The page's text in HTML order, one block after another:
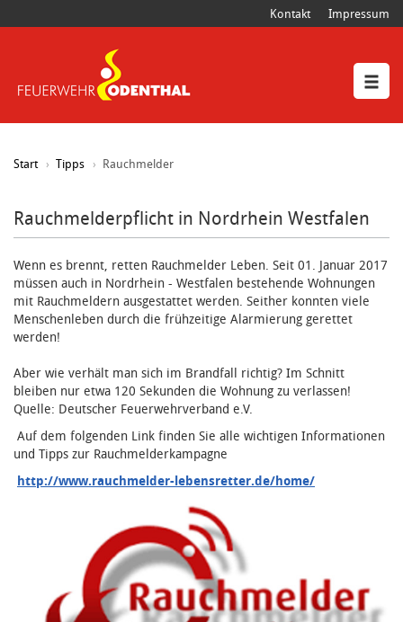
Kontakt Impressum
Start Tipps Rauchmelder
Rauchmelderpflicht in Nordrhein Westfalen
Wenn es brennt, retten Rauchmelder Leben. Seit 01. Januar 2017
müssen auch in Nordrhein - Westfalen bestehende Wohnungen
mit Rauchmeldern ausgestattet werden. Seither konnten viele
Menschenleben durch die frühzeitige Alarmierung gerettet
werden!
Aber wie verhält man sich im Brandfall richtig? Im Schnitt
bleiben nur etwa 120 Sekunden die Wohnung zu verlassen!
Quelle: Deutscher Feuerwehrverband e.V.
Auf dem folgenden Link finden Sie alle wichtigen Informationen
und Tipps zur Rauchmelderkampagne
http://www.rauchmelder-lebensretter.de/home/